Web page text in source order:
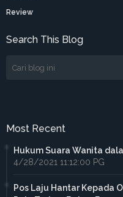
Review
Search This Blog
Most Recent
Hukum Suara Wanita
4/28/2021 11:12:00 PG
Pos Laju Hantar Kepada